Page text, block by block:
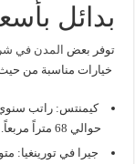
بدائل
توفر بعض المدن في
خيارات مناسبة من حيث
حوالي 68 متراً مربعاً. الحياة هادئة والأسعار معقولة.